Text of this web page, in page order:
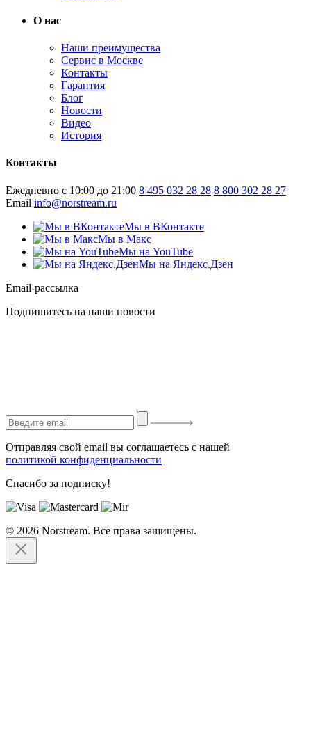
О нас
Наши преимущества
Сервис в Москве
Контакты
Гарантия
Блог
Новости
Видео
История
Контакты
Ежедневно с 10:00 до 21:00 8 495 032 28 28 8 800 302 28 27
Email info@norstream.ru
Мы в ВКонтакте
Мы в Макс
Мы на YouTube
Мы на Яндекс.Дзен
Email-рассылка
Подпишитесь на наши новости
Отправляя свой email вы соглашаетесь с нашей
политикой конфиденциальности
Спасибо за подписку!
© 2026 Norstream. Все права защищены.